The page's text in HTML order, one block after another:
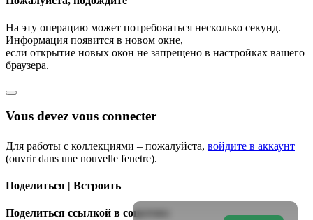
На эту операцию может потребоваться несколько секунд.
Информация появится в новом окне,
если открытие новых окон не запрещено в настройках вашего
браузера.
Vous devez vous connecter
Для работы с коллекциями – пожалуйста, войдите в аккаунт
(ouvrir dans une nouvelle fenetre).
Поделиться | Встроить
Поделиться ссылкой в соцсетях: